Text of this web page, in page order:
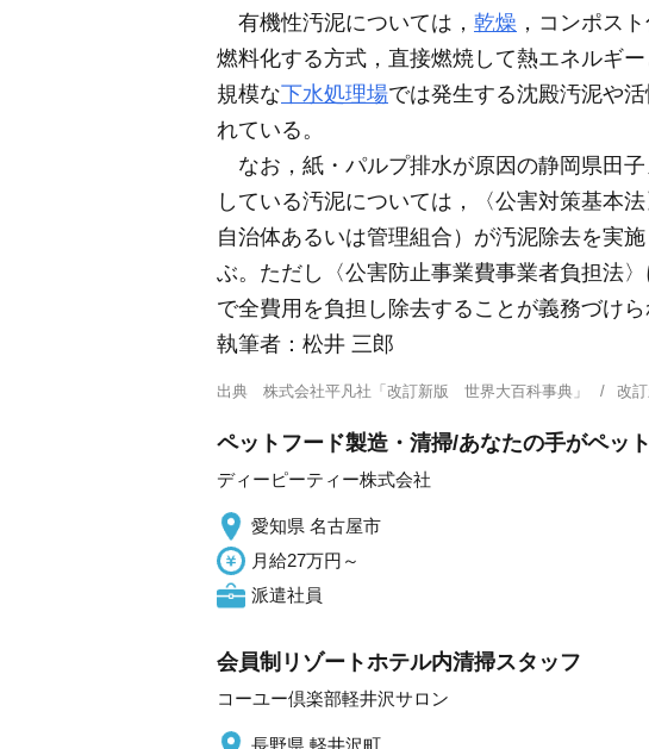
有機性汚泥については， 乾燥 ，コンポス
燃料化する方式，直接燃焼して熱エネルギ
規模な下水処理場では発生する沈殿汚泥や
れている。
なお，紙・パルプ排水が原因の静岡県田
している汚泥については，〈公害対策基本
自治体あるいは管理組合）が汚泥除去を実
ぶ。ただし〈公害防止事業費事業者負担法
で全費用を負担し除去することが義務づけら
執筆者： 松井 三郎
出典 株式会社平凡社「改訂新版 世界大百科事典」 改
ペットフード製造・清掃/あなたの手がペッ
ディーピーティー株式会社
愛知県 名古屋市
月給27万円～
派遣社員
会員制リゾートホテル内清掃スタッフ
コーユー倶楽部軽井沢サロン
長野県 軽井沢町